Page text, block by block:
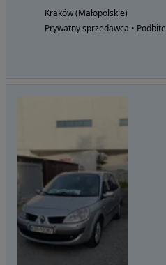
Kraków (Małopolskie)
Prywatny sprzedawca • Podbite